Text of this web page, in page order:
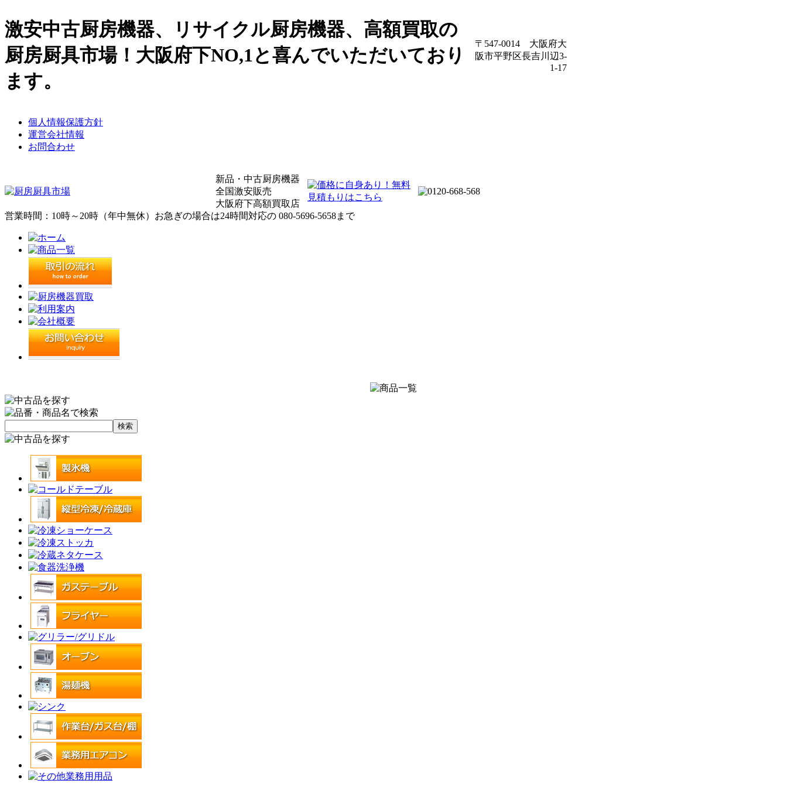
激安中古厨房機器、リサイクル厨房機器、高額買取の
厨房厨具市場！大阪府下NO,1と喜んでいただいており
ます。
〒547-0014 大阪府大
阪市平野区長吉川辺3-
1-17
個人情報保護方針
運営会社情報
お問合わせ
新品・中古厨房機器
全国激安販売
大阪府下高額買取店
営業時間：10時～20時（年中無休）お急ぎの場合は24時間対応の 080-5696-5658まで